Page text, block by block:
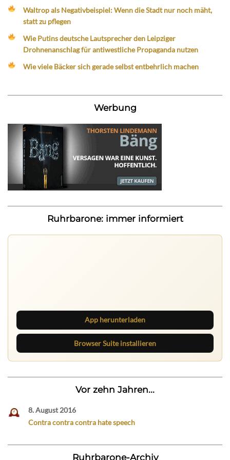
Waltrop als Negativbeispiel: Wenn die Stadt nur noch mäht,
statt zu pflegen
Wie Putins deutsche Lautsprecher den Leipziger
Drohnenanschlag für antiwestliche Propaganda nutzen
Wie viele Bäcker sich gerade selbst entbehrlich machen
Werbung
Ruhrbarone: immer informiert
App herunterladen
Browser Suite installieren
Vor zehn Jahren...
8. August 2016
Contra contra contra hate speech
Ruhrbarone-Archiv